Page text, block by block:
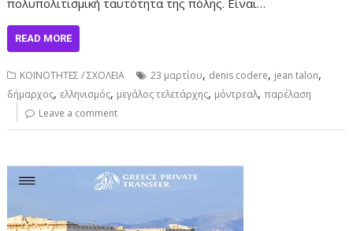
πολυπολιτισμική ταυτότητα της πόλης. Είναι…
READ MORE
ΚΟΙΝΟΤΗΤΕΣ / ΣΧΟΛΕΙΑ 23 μαρτίου, denis codere, jean talon,
δήμαρχος, ελληνισμός, μεγάλος τελετάρχης, μόντρεαλ,παρέλαση
Leave a comment